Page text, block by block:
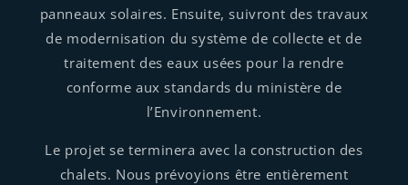
panneaux solaires. Ensuite, suivront des travaux
de modernisation du système de collecte et de
traitement des eaux usées pour la rendre
conforme aux standards du ministère de
l’Environnement.
Le projet se terminera avec la construction des
chalets. Nous prévoyions être entièrement